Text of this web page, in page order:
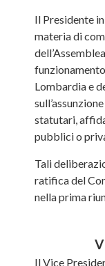
Il Presidente
materia di
Lombardia e
statutari,
pubblici o
Tali
ratifica del
nella prima
Il Vice